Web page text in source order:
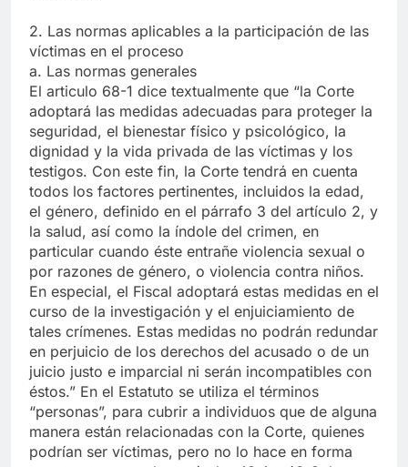
2. Las normas aplicables a la participación de las
víctimas en el proceso
a. Las normas generales
El articulo 68-1 dice textualmente que “la Corte
adoptará las medidas adecuadas para proteger la
seguridad, el bienestar físico y psicológico, la
dignidad y la vida privada de las víctimas y los
testigos. Con este fin, la Corte tendrá en cuenta
todos los factores pertinentes, incluidos la edad,
el género, definido en el párrafo 3 del artículo 2, y
la salud, así como la índole del crimen, en
particular cuando éste entrañe violencia sexual o
por razones de género, o violencia contra niños.
En especial, el Fiscal adoptará estas medidas en el
curso de la investigación y el enjuiciamiento de
tales crímenes. Estas medidas no podrán redundar
en perjuicio de los derechos del acusado o de un
juicio justo e imparcial ni serán incompatibles con
éstos.” En el Estatuto se utiliza el términos
“personas”, para cubrir a individuos que de alguna
manera están relacionadas con la Corte, quienes
podrían ser víctimas, pero no lo hace en forma